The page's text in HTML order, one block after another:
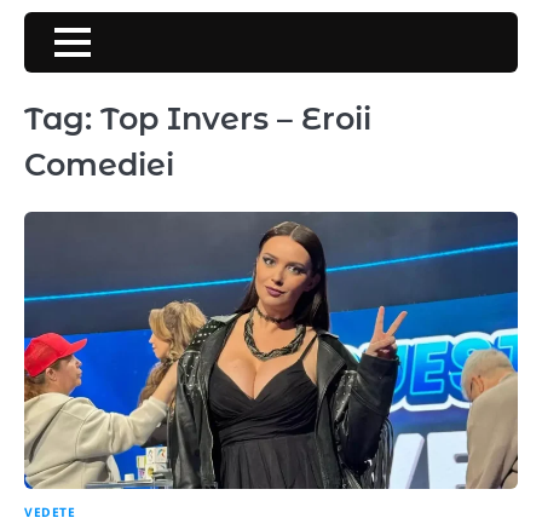
Skip
content
Tag: Top Invers – Eroii
Comediei
VEDETE